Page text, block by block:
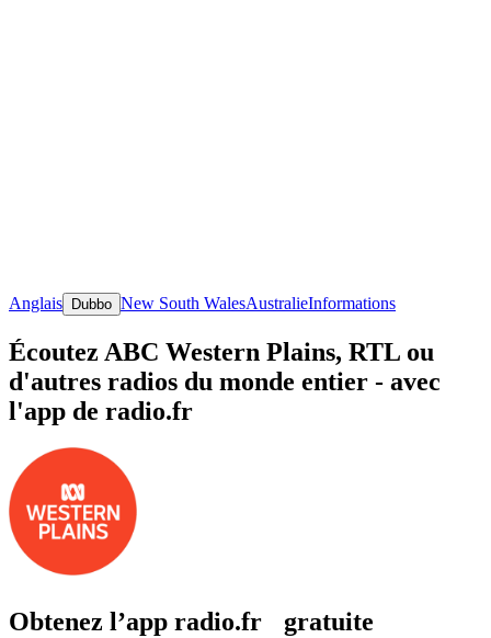
Anglais Dubbo New South WalesAustralieInformations
Écoutez ABC Western Plains, RTL ou
d'autres radios du monde entier - avec
l'app de radio.fr
Obtenez l’app radio.fr gratuite